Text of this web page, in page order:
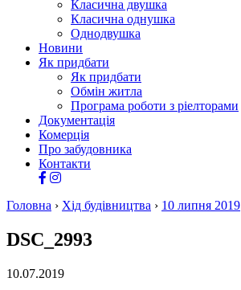
Класична двушка
Класична однушка
Однодвушка
Новини
Як придбати
Як придбати
Обмін житла
Програма роботи з ріелторами
Документація
Комерція
Про забудовника
Контакти
Головна › Хід будівництва › 10 липня 2019
DSC_2993
10.07.2019